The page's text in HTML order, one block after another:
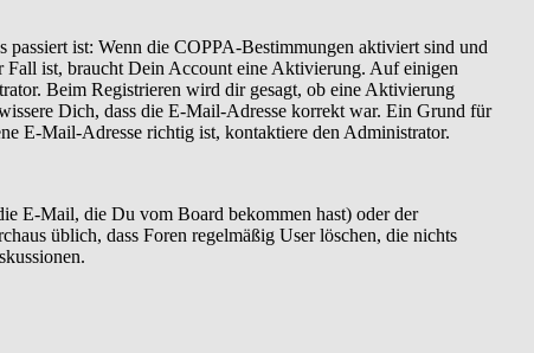
ist: Wenn die COPPA-Bestimmungen aktiviert sind und
Fall ist, braucht Dein Account eine Aktivierung. Auf einigen
Beim Registrieren wird dir gesagt, ob eine Aktivierung
Dich, dass die E-Mail-Adresse korrekt war. Ein Grund für
E-Mail-Adresse richtig ist, kontaktiere den Administrator.
E-Mail, die Du vom Board bekommen hast) oder der
üblich, dass Foren regelmäßig User löschen, die nichts